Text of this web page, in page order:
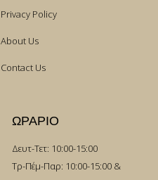
Privacy Policy
About Us
Contact Us
ΩΡΑΡΙΟ
Δευτ-Τετ: 10:00-15:00
Τρ-Πέμ-Παρ: 10:00-15:00 &